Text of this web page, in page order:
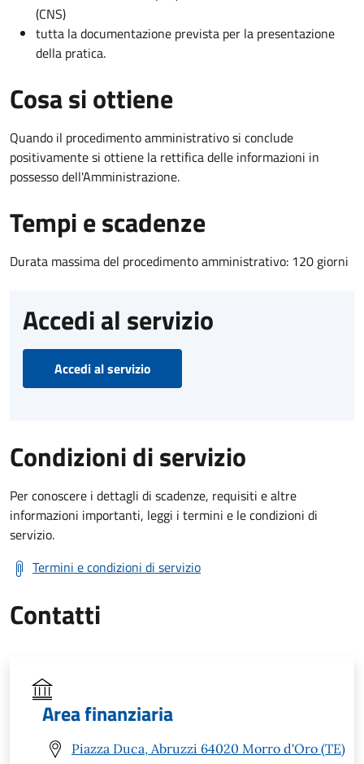
(CNS)
tutta la documentazione prevista per la presentazione
della pratica.
Cosa si ottiene
Quando il procedimento amministrativo si conclude
positivamente si ottiene la rettifica delle informazioni in
possesso dell'Amministrazione.
Tempi e scadenze
Durata massima del procedimento amministrativo: 120 giorni
Accedi al servizio
Accedi al servizio
Condizioni di servizio
Per conoscere i dettagli di scadenze, requisiti e altre
informazioni importanti, leggi i termini e le condizioni di
servizio.
Termini e condizioni di servizio
Contatti
Area finanziaria
Piazza Duca, Abruzzi 64020 Morro d'Oro (TE)